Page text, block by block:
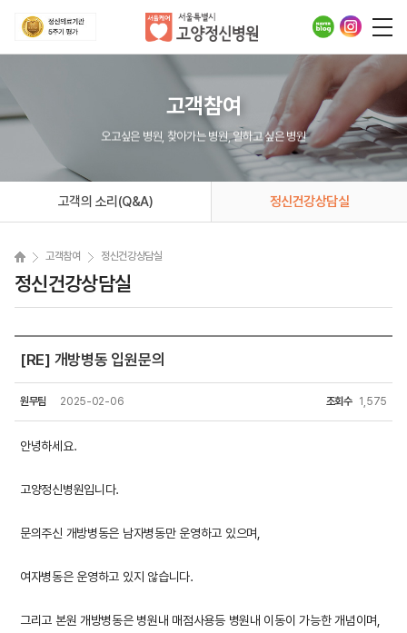
고객참여
오고싶은 병원, 찾아가는 병원, 일하고 싶은 병원
고객의 소리(Q&A) 정신건강상담실
정신건강상담실
고객참여 정신건강상담실
[RE] 개방병동 입원문의
원무팀 2025-02-06 조회수 1,575
안녕하세요.
고양정신병원입니다.
문의주신 개방병동은 남자병동만 운영하고 있으며,
여자병동은 운영하고 있지 않습니다.
그리고 본원 개방병동은 병원내 매점사용등 병원내 이동이 가능한 개념이며,